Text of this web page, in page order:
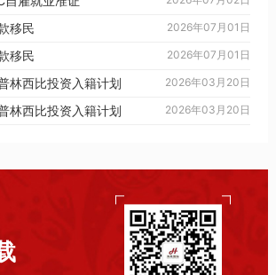
2026年07月01日
移民
2026年07月01日
移民
2026年03月20日
林西比投资入籍计划
2026年03月20日
林西比投资入籍计划